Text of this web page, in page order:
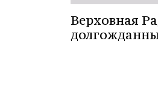
Верховная